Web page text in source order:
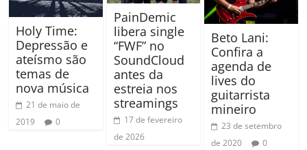
Holy Time:
Depressão e
ateísmo são
temas de
nova música
21 de maio de
2019
0
PainDemic
libera single
“FWF” no
SoundCloud
antes da
estreia nos
streamings
17 de fevereiro
de 2026
Beto Lani:
Confira a
agenda de
lives do
guitarrista
mineiro
23 de setembro
de 2020
0